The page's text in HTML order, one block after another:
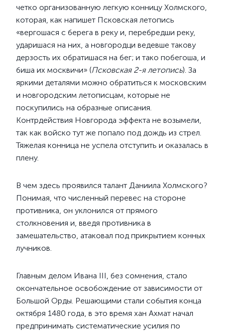
четко организованную легкую конницу Холмского,
которая, как напишет Псковская летопись
«вергошася с берега в реку и, перебредши реку,
ударишася на них, а новгородци ведевше такову
дерзость их обратишася на бег; и тако побегоша, и
биша их москвичи» (Псковская 2-я летопись). За
яркими деталями можно обратиться к московским
и новгородским летописцам, которые не
поскупились на образные описания.
Контрдействия Новгорода эффекта не возымели,
так как войско тут же попало под дождь из стрел.
Тяжелая конница не успела отступить и оказалась в
плену.
В чем здесь проявился талант Даниила Холмского?
Понимая, что численный перевес на стороне
противника, он уклонился от прямого
столкновения и, введя противника в
замешательство, атаковал под прикрытием конных
лучников.
Главным делом Ивана III, без сомнения, стало
окончательное освобождение от зависимости от
Большой Орды. Решающими стали события конца
октября 1480 года, в это время хан Ахмат начал
предпринимать систематические усилия по